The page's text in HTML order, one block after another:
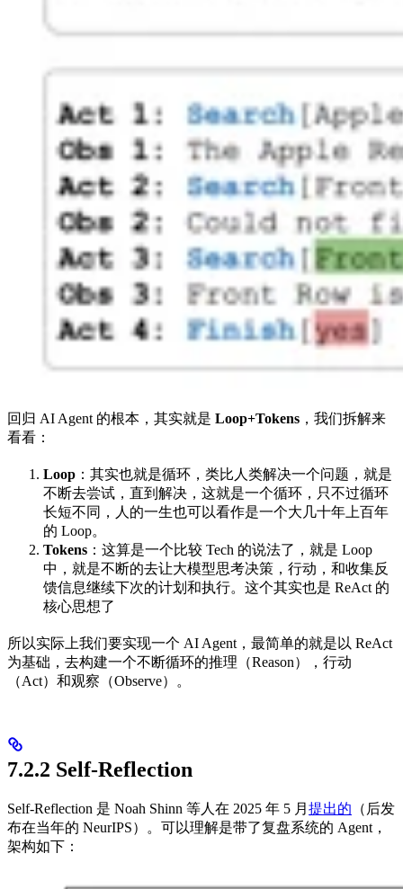
回归 AI Agent 的根本，其实就是 Loop+Tokens ，我们拆解来
看看：
Loop ：其实也就是循环，类比人类解决一个问题，就是
不断去尝试，直到解决，这就是一个循环，只不过循环
长短不同，人的一生也可以看作是一个大几十年上百年
的 Loop。
Tokens ：这算是一个比较 Tech 的说法了，就是 Loop
中，就是不断的去让大模型思考决策，行动，和收集反
馈信息继续下次的计划和执行。这个其实也是 ReAct 的
核心思想了
所以实际上我们要实现一个 AI Agent，最简单的就是以 ReAct
为基础，去构建一个不断循环的推理（Reason），行动
（Act）和观察（Observe）。
7.2.2 Self-Reflection
Self-Reflection 是 Noah Shinn 等人在 2025 年 5 月 提出的 （后发
布在当年的 NeurIPS）。可以理解是带了复盘系统的 Agent，
架构如下：